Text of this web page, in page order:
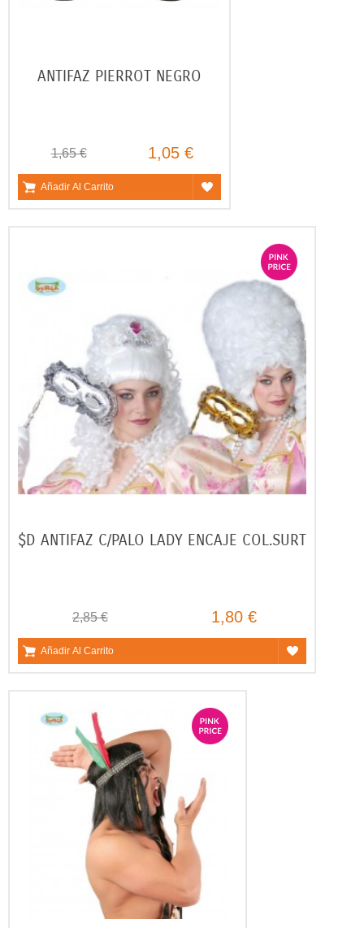
ANTIFAZ PIERROT NEGRO
1,65 € 1,05 €
Añadir Al Carrito
$D ANTIFAZ C/PALO LADY ENCAJE COL.SURT
2,85 € 1,80 €
Añadir Al Carrito